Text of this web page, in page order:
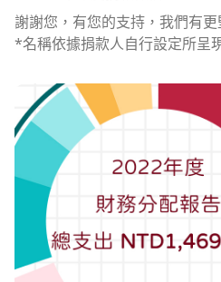
謝謝您，有您的支持，我們有
*名稱依據捐款人自行設定所呈
2000Wendy10000鄧博誠
8500無名氏
熊敏華6000艾佳國際資產管理
諺6000陳柔卉6000馮*瑋
李訓婉5000余奕岑4800王*喻
500薛*欣4200余*亮
600許方甄3300廖玟婷3000德
000蕭曼3000賴*君3000郎閣揆
0吳尚容2700李崇銘2500曾博